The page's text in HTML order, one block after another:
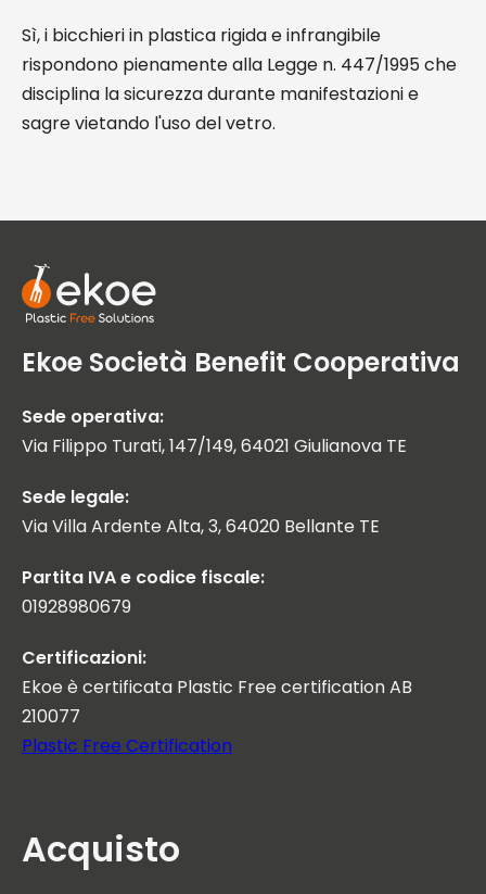
Sì, i bicchieri in plastica rigida e infrangibile
rispondono pienamente alla Legge n. 447/1995 che
disciplina la sicurezza durante manifestazioni e
sagre vietando l'uso del vetro.
Ekoe Società Benefit Cooperativa
Sede operativa:
Via Filippo Turati, 147/149, 64021 Giulianova TE
Sede legale:
Via Villa Ardente Alta, 3, 64020 Bellante TE
Partita IVA e codice fiscale:
01928980679
Certificazioni:
Ekoe è certificata Plastic Free certification AB
210077
Plastic Free Certification
Acquisto